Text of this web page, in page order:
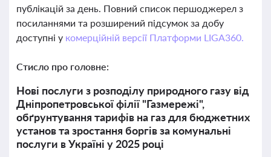
публікацій за день. Повний список першоджерел з
посиланнями та розширений підсумок за добу
доступні у комерційній версії Платформи LIGA360.
Стисло про головне:
Нові послуги з розподілу природного газу від
Дніпропетровської філії "Газмережі",
обґрунтування тарифів на газ для бюджетних
установ та зростання боргів за комунальні
послуги в Україні у 2025 році